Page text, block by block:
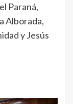
Paraná,
Alborada,
y Jesús